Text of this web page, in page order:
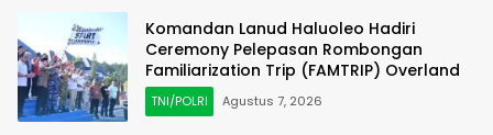
Komandan Lanud Haluoleo Hadiri
Ceremony Pelepasan Rombongan
Familiarization Trip (FAMTRIP) Overland
TNI/POLRI Agustus 7, 2026